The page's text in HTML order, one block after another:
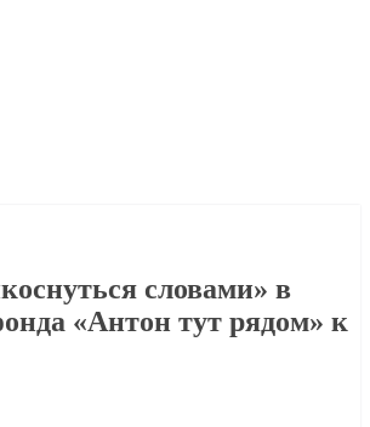
словами» в
«Антон тут рядом» к